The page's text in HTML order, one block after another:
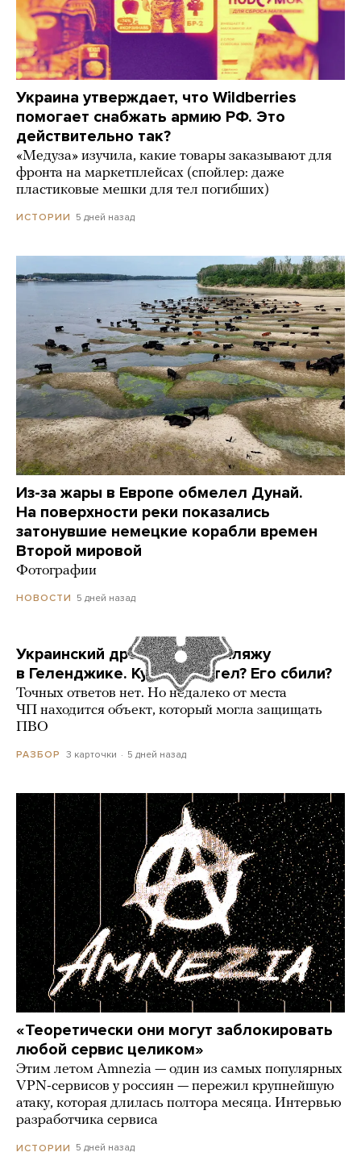
Украина утверждает, что Wildberries
помогает снабжать армию РФ. Это
действительно так?
«Медуза» изучила, какие товары заказывают для
фронта на маркетплейсах (спойлер: даже
пластиковые мешки для тел погибших)
ИСТОРИИ 5 дней назад
Из-за жары в Европе обмелел Дунай.
На поверхности реки показались
затонувшие немецкие корабли времен
Второй мировой
Фотографии
НОВОСТИ 5 дней назад
Украинский дрон попал по пляжу
в Геленджике. Куда он летел? Его сбили?
Точных ответов нет. Но недалеко от места
ЧП находится объект, который могла защищать
ПВО
РАЗБОР 3 карточки 5 дней назад
«Теоретически они могут заблокировать
любой сервис целиком»
Этим летом Amnezia — один из самых популярных
VPN-сервисов у россиян — пережил крупнейшую
атаку, которая длилась полтора месяца. Интервью
разработчика сервиса
ИСТОРИИ 5 дней назад